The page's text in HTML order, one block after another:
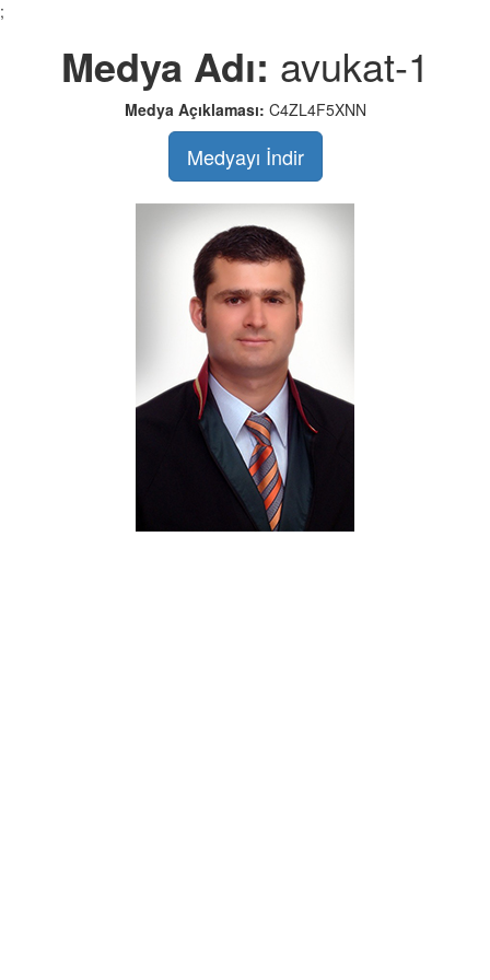
;
Medya Adı: avukat-1
Medya Açıklaması: C4ZL4F5XNN
Medyayı İndir